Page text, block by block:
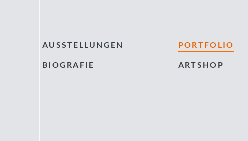
AUSSTELLUNGEN
BIOGRAFIE
PORTFOLIO
ARTSHOP